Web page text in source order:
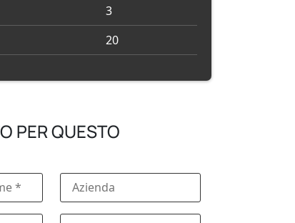
3
20
PER QUESTO